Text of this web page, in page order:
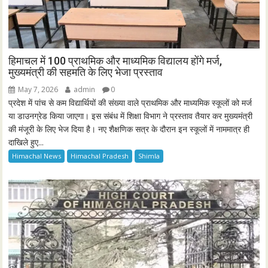
हिमाचल में 100 प्राथमिक और माध्यमिक विद्यालय होंगे मर्ज,
मुख्यमंत्री की सहमति के लिए भेजा प्रस्ताव
May 7, 2026 admin 0
प्रदेश में पांच से कम विद्यार्थियों की संख्या वाले प्राथमिक और माध्यमिक स्कूलों को मर्ज
या डाउनग्रेड किया जाएगा। इस संबंध में शिक्षा विभाग ने प्रस्ताव तैयार कर मुख्यमंत्री
की मंजूरी के लिए भेज दिया है। नए शैक्षणिक सत्र के दौरान इन स्कूलों में नाममात्र ही
दाखिले हुए...
Himachal News Himachal Pradesh Shimla